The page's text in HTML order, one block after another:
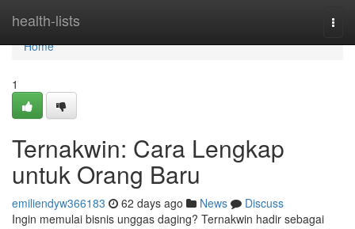
health-lists
Home
Home
1
Ternakwin: Cara Lengkap
untuk Orang Baru
emiliendyw366183 62 days ago News
Discuss
Ingin memulai bisnis unggas daging? Ternakwin hadir sebagai